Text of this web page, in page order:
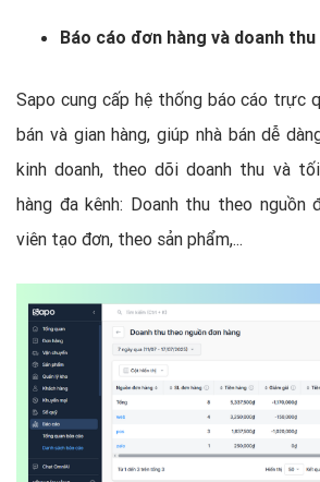
Báo cáo đơn hàng và doanh thu
Sapo cung cấp hệ thống báo cáo trực
bán và gian hàng, giúp nhà bán dễ
kinh doanh, theo dõi doanh thu và
hàng đa kênh: Doanh thu theo nguồn
viên tạo đơn, theo sản phẩm,...